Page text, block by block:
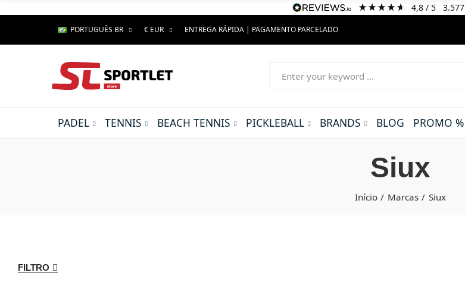
4,8/ 5 3.577
PORTUGUÊS BR € EUR ENTREGA RÁPIDA | PAGAMENTO PARCELADO
PADEL TENNIS BEACH TENNIS PICKLEBALL BRANDS BLOG PROMO %
Siux
Início Marcas Siux
FILTRO